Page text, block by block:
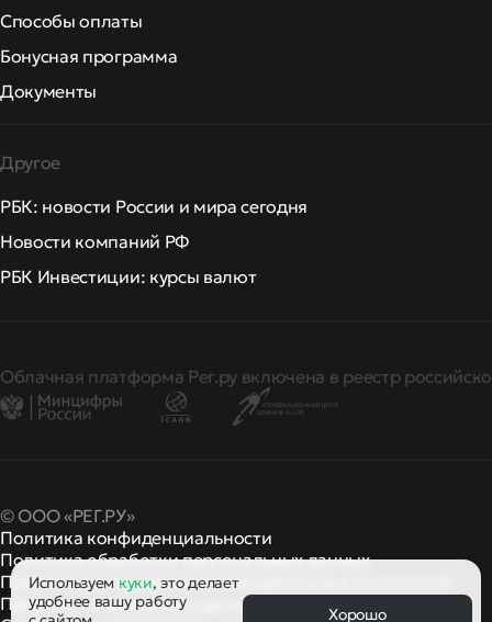
Способы оплаты
Бонусная программа
Документы
Другое
РБК: новости России и мира сегодня
Новости компаний РФ
РБК Инвестиции: курсы валют
Облачная платформа Рег.ру включена в реестр
© ООО «РЕГ.РУ»
Политика конфиденциальности
Политика обработки персональных данных
Правила применения рекомендательных технологий
Правила пользованияи другие
правила и политики
Используем куки, это делает
удобнее вашу работу
Хорошо